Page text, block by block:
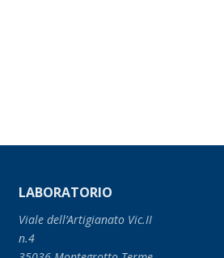
LABORATORIO
Viale dell’Artigianato Vic.II
n.4